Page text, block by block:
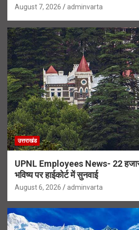
August 7, 2026 adminvarta
उत्तराखंड
UPNL Employees News- 22 हजार
भविष्य पर हाईकोर्ट में सुनवाई
August 6, 2026 adminvarta